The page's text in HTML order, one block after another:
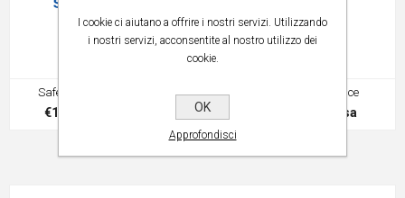
SafeDNS Safe@Nonprofit
€150,00 IVA esclusa
SafeDNS Safe@Office
€80,00 IVA esclusa
I cookie ci aiutano a offrire i nostri servizi. Utilizzando
i nostri servizi, acconsentite al nostro utilizzo dei
cookie.
OK
Approfondisci